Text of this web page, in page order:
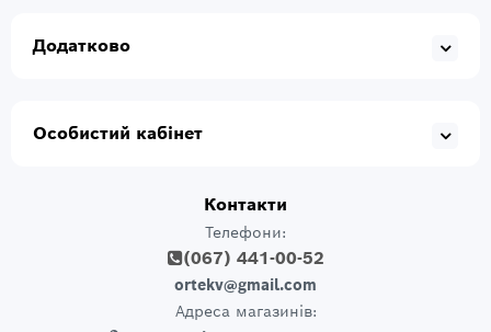
Додатково
Особистий кабінет
Контакти
Телефони:
(067) 441-00-52
ortekv@gmail.com
Адреса магазинів: